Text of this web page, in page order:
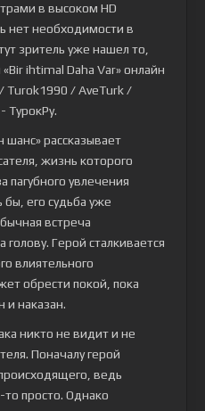
в высоком HD
нет необходимости в
зритель уже нашел то,
ihtimal Daha Var» онлайн
Turok1990 / AveTurk /
ТурокРу.
рассказывает
жизнь которого
пагубного увлечения
бы, его судьба уже
встреча
голову. Герой сталкивается
влиятельного
обрести покой, пока
и наказан.
никто не видит и не
Поначалу герой
ведь
то просто. Однако